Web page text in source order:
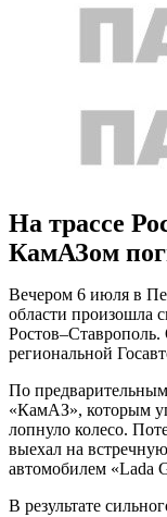
На трассе
КамАЗом
Вечером 6 июля в
области произошла
региональной
По
«КамАЗ», которым
лопнуло колесо.
выехал на
автомобилем «Lada
В результате